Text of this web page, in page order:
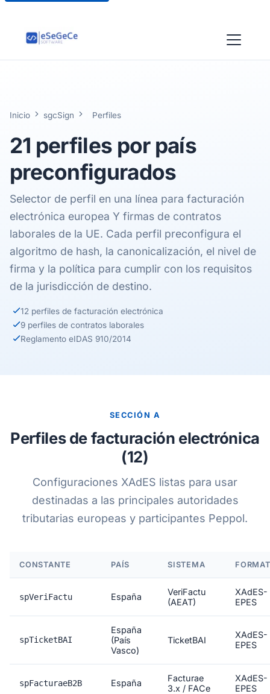
Inicio sgcSign Perfiles
21 perfiles por país
preconfigurados
Selector de perfil en una línea para facturación
electrónica europea Y firmas de contratos
laborales de la UE. Cada perfil preconfigura el
algoritmo de hash, la canonicalización, el nivel de
firma y la política para cumplir con los requisitos
de la jurisdicción de destino.
12 perfiles de facturación electrónica
9 perfiles de contratos laborales
Reglamento eIDAS 910/2014
SECCIÓN A
Perfiles de facturación electrónica
(12)
Configuraciones XAdES listas para usar
destinadas a las principales autoridades
tributarias europeas y participantes Peppol.
CONSTANTE PAÍS SISTEMA
spVeriFactu España
VeriFactu
(AEAT)
XAdES-
EPES
spTicketBAI
España
(País
Vasco)
TicketBAI
XAdES-
EPES
spFacturaeB2B España
Facturae
3.x / FACe
XAdES-
EPES